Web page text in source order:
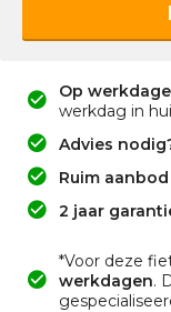
Op
werkdag in
Advies
Ruim
2 jaar
*Voor deze
werkdagen.